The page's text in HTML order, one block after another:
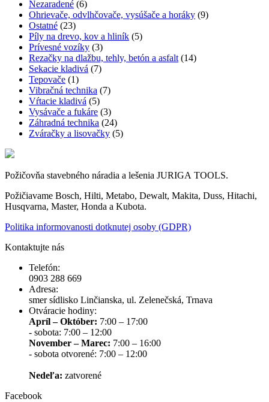
Nezaradené (6)
Ohrievače, odvlhčovače, vysúšače a horáky (9)
Ostatné (23)
Píly na drevo, kov a hliník (5)
Prívesné vozíky (3)
Rezačky na dlažbu, tehly, betón a asfalt (14)
Sekacie kladivá (7)
Tepovače (1)
Vibračná technika (7)
Vŕtacie kladivá (5)
Vysávače a fukáre (3)
Záhradná technika (24)
Zváračky a lisovačky (5)
Požičovňa stavebného náradia a lešenia JURIGA TOOLS.
Požičiavame Bosch, Hilti, Metabo, Dewalt, Makita, Duss, Hitachi,
Husqvarna, Master, Honda a Kubota.
Politika informovanosti dotknutej osoby (GDPR)
Kontaktujte nás
Telefón:
0903 288 669
Adresa:
smer sídlisko Linčianska, ul. Zelenečská, Trnava
Otváracie hodiny:
Apríl – Október: 7:00 – 17:00
- sobota: 7:00 – 12:00
November – Marec: 7:00 – 16:00
- sobota otvorené: 7:00 – 12:00
Nedeľa: zatvorené
Facebook